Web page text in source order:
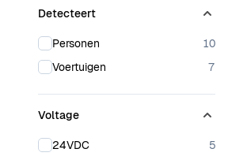
Detecteert
Personen 10
Voertuigen
7
Voltage
24VDC 5